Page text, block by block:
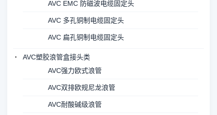
AVC EMC 防磁波电缆固定头
AVC 多孔铜制电缆固定头
AVC 扁孔铜制电缆固定头
AVC塑胶浪管盒接头类
AVC强力欧式浪管
AVC双排欧规尼龙浪管
AVC耐酸碱级浪管